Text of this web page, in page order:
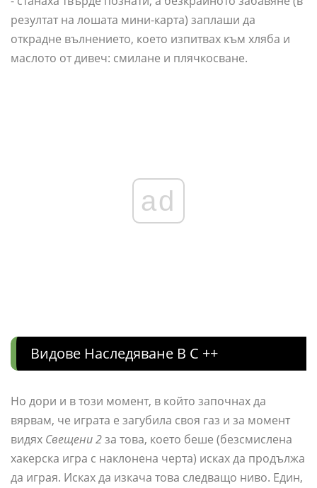
резултат на лошата мини-карта) заплаши да
открадне вълнението, което изпитвах към хляба и
маслото от дивеч: смилане и плячкосване.
ad
Видове Наследяване В C ++
Но дори и в този момент, в който започнах да
вярвам, че играта е загубила своя газ и за момент
видях Свещени 2за това, което беше (безсмислена
хакерска игра с наклонена черта) исках да продължа
да играя. Исках да изкача това следващо ниво. Един,